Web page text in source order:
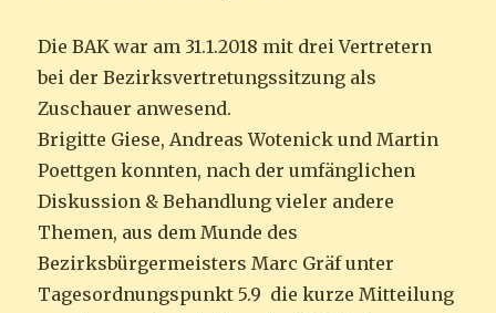
Die BAK war am 31.1.2018 mit drei Vertretern
bei der Bezirksvertretungssitzung als
Zuschauer anwesend.
Brigitte Giese, Andreas Wotenick und Martin
Poettgen konnten, nach der umfänglichen
Diskussion & Behandlung vieler andere
Themen, aus dem Munde des
Bezirksbürgermeisters Marc Gräf unter
Tagesordnungspunkt 5.9 die kurze Mitteilung